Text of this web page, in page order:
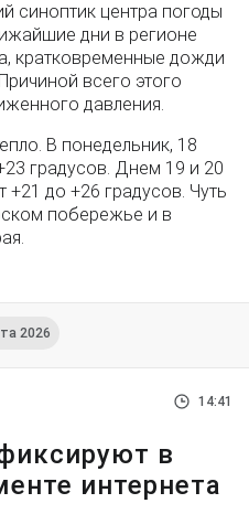
синоптик центра погоды
дни в регионе
кратковременные дожди
всего этого
давления.
В понедельник, 18
градусов. Днем 19 и 20
до +26 градусов. Чуть
побережье и в
2026
14:41
в
интернета